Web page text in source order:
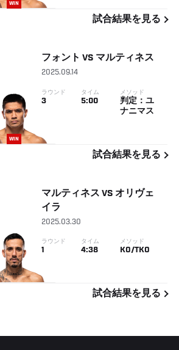
WIN
試合結果を見る
WIN
フォント VS マルティネス
2025.09.14
ラウンド
3
タイム
5:00
メソッド
判定：ユ
ナニマス
試合結果を見る
マルティネス VS オリヴェ
イラ
2025.03.30
ラウンド
1
タイム
4:38
メソッド
KO/TKO
試合結果を見る